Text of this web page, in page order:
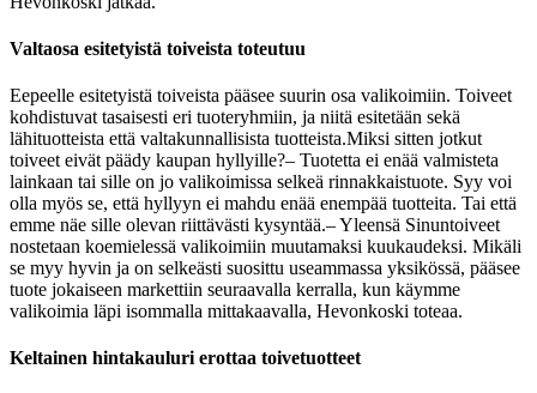
Valtaosa esitetyistä toiveista toteutuu
Eepeelle esitetyistä toiveista pääsee suurin osa valikoimiin. Toiveet
kohdistuvat tasaisesti eri tuoteryhmiin, ja niitä esitetään sekä
lähituotteista että valtakunnallisista tuotteista.Miksi sitten jotkut
toiveet eivät päädy kaupan hyllyille?– Tuotetta ei enää valmisteta
lainkaan tai sille on jo valikoimissa selkeä rinnakkaistuote. Syy voi
olla myös se, että hyllyyn ei mahdu enää enempää tuotteita. Tai että
emme näe sille olevan riittävästi kysyntää.– Yleensä Sinuntoiveet
nostetaan koemielessä valikoimiin muutamaksi kuukaudeksi. Mikäli
se myy hyvin ja on selkeästi suosittu useammassa yksikössä, pääsee
tuote jokaiseen markettiin seuraavalla kerralla, kun käymme
valikoimia läpi isommalla mittakaavalla, Hevonkoski toteaa.
Keltainen hintakauluri erottaa toivetuotteet